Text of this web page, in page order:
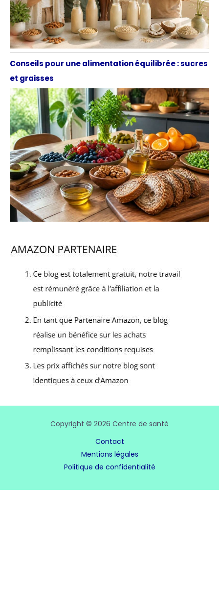
Conseils pour une alimentation équilibrée : sucres
et graisses
Copyright © 2026 Centre de santé
Contact
Mentions légales
Politique de confidentialité